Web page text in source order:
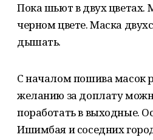
Пока шьют в двух
черном цвете. Маска
дышать.
С началом пошива масок
желанию за доплату
поработать в выходные.
Ишимбая и соседних